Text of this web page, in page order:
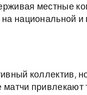
местные
национальной
коллектив,
матчи